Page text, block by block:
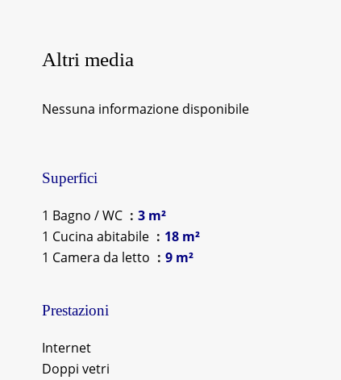
Altri media
Nessuna informazione disponibile
Superfici
1 Bagno / WC
3 m²
1 Cucina abitabile
18 m²
1 Camera da letto
9 m²
Prestazioni
Internet
Doppi vetri